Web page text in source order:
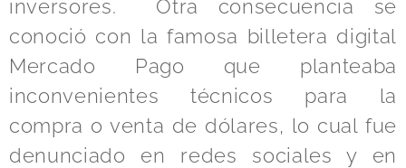
inversores. Otra consecuencia se
conoció con la famosa billetera digital
Mercado Pago que planteaba
inconvenientes técnicos para la
compra o venta de dólares, lo cual fue
denunciado en redes sociales y en